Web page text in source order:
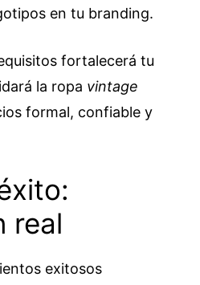
en tu branding.
fortalecerá tu
la ropa vintage
formal, confiable y
real
exitosos